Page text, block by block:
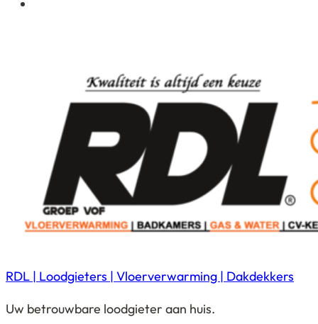
RDL | Loodgieters | Vloerverwarming | Dakdekkers
Uw betrouwbare loodgieter aan huis.